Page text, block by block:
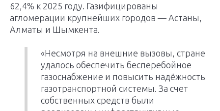
62,4% к 2025 году. Газифицированы
агломерации крупнейших городов — Астаны,
Алматы и Шымкента.
«Несмотря на внешние вызовы, стране
удалось обеспечить бесперебойное
газоснабжение и повысить надёжность
газотранспортной системы. За счет
собственных средств были